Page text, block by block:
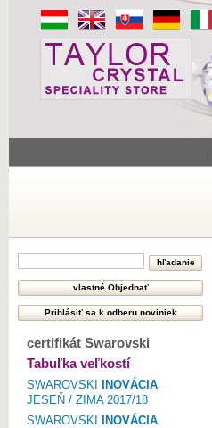
certifikát Swarovski
Tabuľka veľkostí
SWAROVSKI
INOVÁCIA
JESEŇ / ZIMA 2017/18
SWAROVSKI
INOVÁCIA